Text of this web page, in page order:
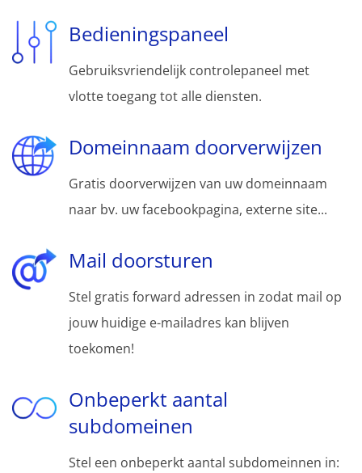
Bedieningspaneel
Gebruiksvriendelijk controlepaneel met
vlotte toegang tot alle diensten.
Domeinnaam doorverwijzen
Gratis doorverwijzen van uw domeinnaam
naar bv. uw facebookpagina, externe site...
Mail doorsturen
Stel gratis forward adressen in zodat mail op
jouw huidige e-mailadres kan blijven
toekomen!
Onbeperkt aantal
subdomeinen
Stel een onbeperkt aantal subdomeinnen in: